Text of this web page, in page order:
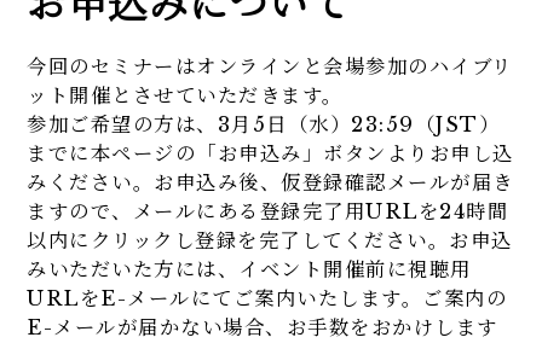
今回のセミナーはオンラインと会場参加のハイブリ
ット開催とさせていただきます。
参加ご希望の方は、3月5日（水）23:59（JST）
までに本ページの「お申込み」ボタンよりお申し込
みください。お申込み後、仮登録確認メールが届き
ますので、メールにある登録完了用URLを24時間
以内にクリックし登録を完了してください。お申込
みいただいた方には、イベント開催前に視聴用
URLをE-メールにてご案内いたします。ご案内の
E-メールが届かない場合、お手数をおかけします